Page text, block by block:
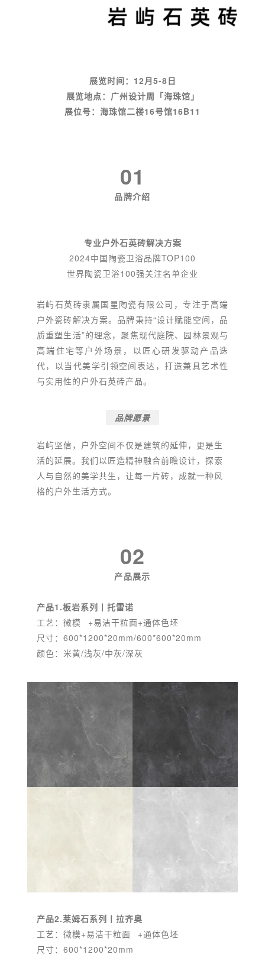
展览时间：12月5-8日
展览地点：广州设计周「海珠馆」
展位号：海珠馆二楼16号馆16B11
01
品牌介绍
专业户外石英砖解决方案
2024中国陶瓷卫浴品牌TOP100
世界陶瓷卫浴100强关注名单企业
岩屿石英砖隶属国星陶瓷有限公司，专注于高端
户外瓷砖解决方案。品牌秉持“设计赋能空间，品
质重塑生活”的理念，聚焦现代庭院、园林景观与
高端住宅等户外场景，以匠心研发驱动产品迭
代，以当代美学引领空间表达，打造兼具艺术性
与实用性的户外石英砖产品。
品牌愿景
岩屿坚信，户外空间不仅是建筑的延伸，更是生
活的延展。我们以匠造精神融合前瞻设计，探索
人与自然的美学共生，让每一片砖，成就一种风
格的户外生活方式。
02
产品展示
产品1 .板岩系列丨托雷诺
工艺： 微模
+易洁干粒面+通体色坯
尺寸：600*1200*20mm/600*600*20mm
颜色：米黄/浅灰/中灰/深灰
产品2.莱姆石系列丨拉齐奥
工艺：微模+易洁干粒面
+通体色坯
尺寸：600*1200*20mm